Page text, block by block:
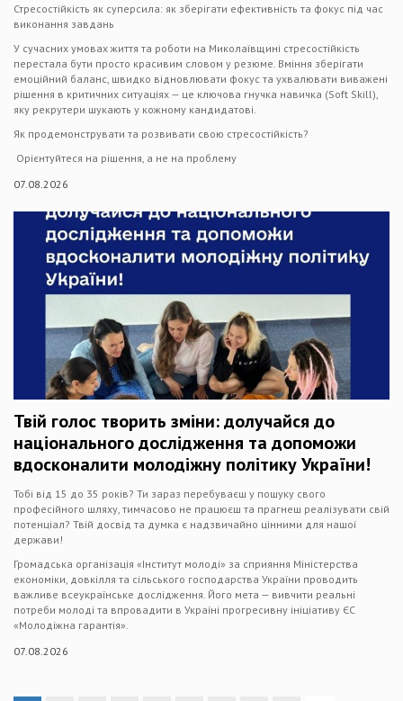
Стресостійкість як суперсила: як зберігати ефективність та фокус під час
виконання завдань
У сучасних умовах життя та роботи на Миколаївщині стресостійкість
перестала бути просто красивим словом у резюме. Вміння зберігати
емоційний баланс, швидко відновлювати фокус та ухвалювати виважені
рішення в критичних ситуаціях — це ключова гнучка навичка (Soft Skill),
яку рекрутери шукають у кожному кандидатові.
Як продемонструвати та розвивати свою стресостійкість?
Орієнтуйтеся на рішення, а не на проблему
07.08.2026
Твій голос творить зміни: долучайся до
національного дослідження та допоможи
вдосконалити молодіжну політику України!
Тобі від 15 до 35 років? Ти зараз перебуваєш у пошуку свого
професійного шляху, тимчасово не працюєш та прагнеш реалізувати свій
потенціал? Твій досвід та думка є надзвичайно цінними для нашої
держави!
Громадська організація «Інститут молоді» за сприяння Міністерства
економіки, довкілля та сільського господарства України проводить
важливе всеукраїнське дослідження. Його мета — вивчити реальні
потреби молоді та впровадити в Україні прогресивну ініціативу ЄС
«Молодіжна гарантія».
07.08.2026